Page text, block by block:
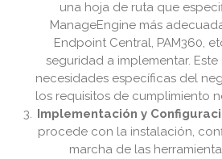
una hoja de ruta que
ManageEngine más
Endpoint Central, PAM360,
seguridad a implementar.
necesidades específicas del
los requisitos de cumplimiento
Implementación y
procede con la instalación,
marcha de las